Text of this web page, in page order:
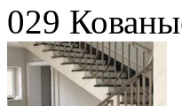
029